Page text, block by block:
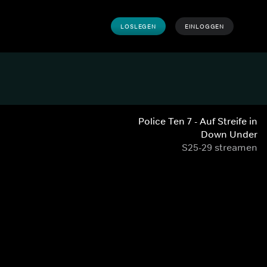
LOSLEGEN EINLOGGEN
Police Ten 7 - Auf Streife in
Down Under
S25-29 streamen